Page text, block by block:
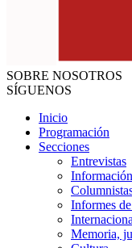
SOBRE NOSOTROS
SÍGUENOS
Inicio
Programación
Secciones
Entrevistas
Informes
Memoria,